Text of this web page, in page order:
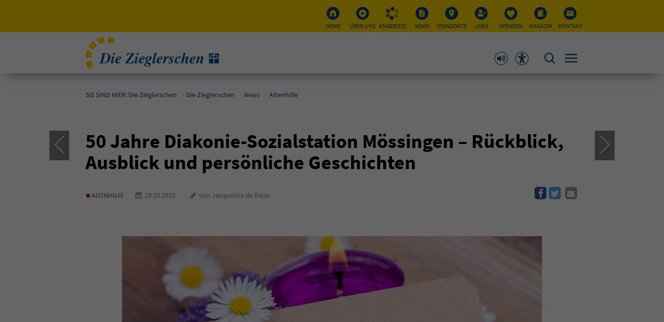
HOME ÜBER UNS ANGEBOTE NEWS STANDORTE JOBS SPENDEN MAGAZIN KONTAKT
SIE SIND HIER: Die Zieglerschen Die Zieglerschen News Altenhilfe
50 Jahre Diakonie-Sozialstation Mössingen – Rückblick,
Ausblick und persönliche Geschichten
•ALTENHILFE 20.10.2025 von Jacqueline de Riese